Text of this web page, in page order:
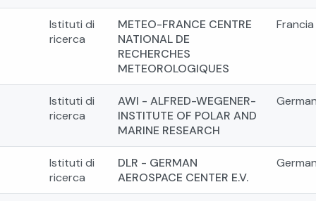
Istituti di
ricerca
METEO-FRANCE CENTRE
NATIONAL DE
RECHERCHES
METEOROLOGIQUES
Francia
Istituti di
ricerca
AWI - ALFRED-WEGENER-
INSTITUTE OF POLAR AND
MARINE RESEARCH
Istituti di
ricerca
DLR - GERMAN
AEROSPACE CENTER E.V.